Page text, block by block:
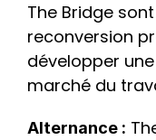
The Bridge
reconversion
développer
marché du
Alternance :